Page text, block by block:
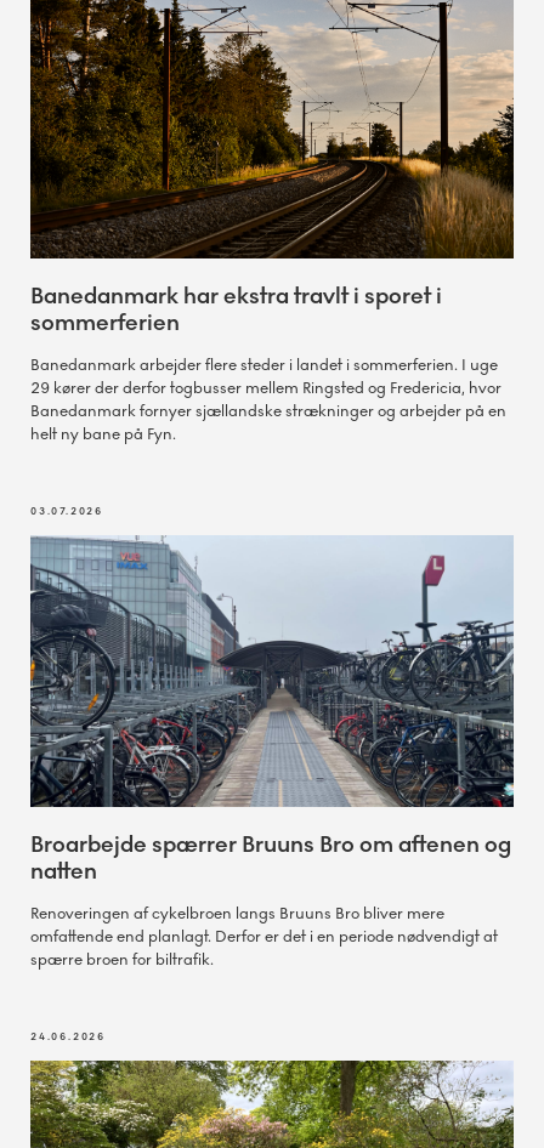
Banedanmark har ekstra travlt i sporet i
sommerferien
Banedanmark arbejder flere steder i landet i sommerferien. I uge
29 kører der derfor togbusser mellem Ringsted og Fredericia, hvor
Banedanmark fornyer sjællandske strækninger og arbejder på en
helt ny bane på Fyn.
03.07.2026
Broarbejde spærrer Bruuns Bro om aftenen og
natten
Renoveringen af cykelbroen langs Bruuns Bro bliver mere
omfattende end planlagt. Derfor er det i en periode nødvendigt at
spærre broen for biltrafik.
24.06.2026